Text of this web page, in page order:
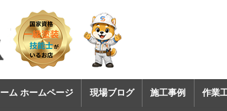
ム ホームページ 現場ブログ 施工事例 作業